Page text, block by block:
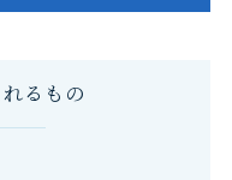
るもの